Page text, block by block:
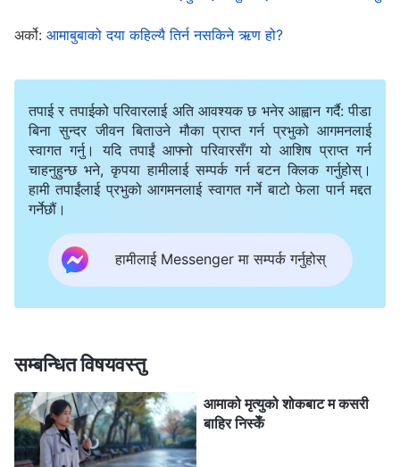
मलाई मेरा बुबाको मृत्युलाई स्पष्ट रूपमा बुझ्न मद्दत गर्‍यो।
सर्वशक्तिमान्‌ परमेश्‍वर भन्‍नुहुन्छ: “व्यक्तिको जन्मलाई उसको
सुरुवात हो भने, उसको मृत्युले त्यो मिसनको अन्त्यलाई जनाउँछ।
प्रत्येक व्यक्तिको जन्मका लागि सृष्टिकर्ताले निश्‍चित परिस्‍थितिहरू
तय गर्नुभएको हुँदा, पक्‍कै पनि उहाँले तिनीहरूको मृत्युका लागि पनि
निश्‍चित परिस्‍थितिहरूको बन्दोबस्त गर्नुभएको हुन्छ। अर्को शब्‍दमा
भन्दा, कोही पनि संयोगले जन्‍मँदैन, कसैको पनि मृत्यु अचानक आउँदैन,
अनि जन्‍म र मृत्यु दुवै व्यक्तिको अघिल्‍लो जीवन र वर्तमान जीवनसँग
अपरिहार्य रूपमा जोडिएका हुन्छन्। व्यक्तिको जन्‍मका परिस्थितिहरू
व्यक्तिको प्रारब्ध यही हो। व्यक्तिको जन्‍मसम्‍बन्धी विभिन्‍न व्याख्याहरू
रहेका हुनाले, व्यक्तिको मृत्युका पनि विभिन्न विशेष परिस्थिति अवश्य नै
हुन्छन्। यसर्थ, मानवजातिका बीचमा फरक-फरक आयु अनि
मानिसहरूको मृत्युका फरक-फरक तरिका र समयहरू अस्तित्वमा
अर्को: आमाबुबाको दया कहिल्यै तिर्न नसकिने ऋण हो?
तपाई र तपाईको परिवारलाई अति आवश्यक छ भनेर आह्वान गर्दै: पीडा
बिना सुन्दर जीवन बिताउने मौका प्राप्त गर्न प्रभुको आगमनलाई
स्वागत गर्नु। यदि तपाईं आफ्नो परिवारसँग यो आशिष प्राप्त गर्न
चाहनुहुन्छ भने, कृपया हामीलाई सम्पर्क गर्न बटन क्लिक गर्नुहोस्।
हामी तपाईंलाई प्रभुको आगमनलाई स्वागत गर्ने बाटो फेला पार्न मद्दत
गर्नेछौं।
हामीलाई Messenger मा सम्पर्क गर्नुहोस्
सम्बन्धित विषयवस्तु
आमाको मृत्युको शोकबाट म कसरी
बाहिर निस्केँ